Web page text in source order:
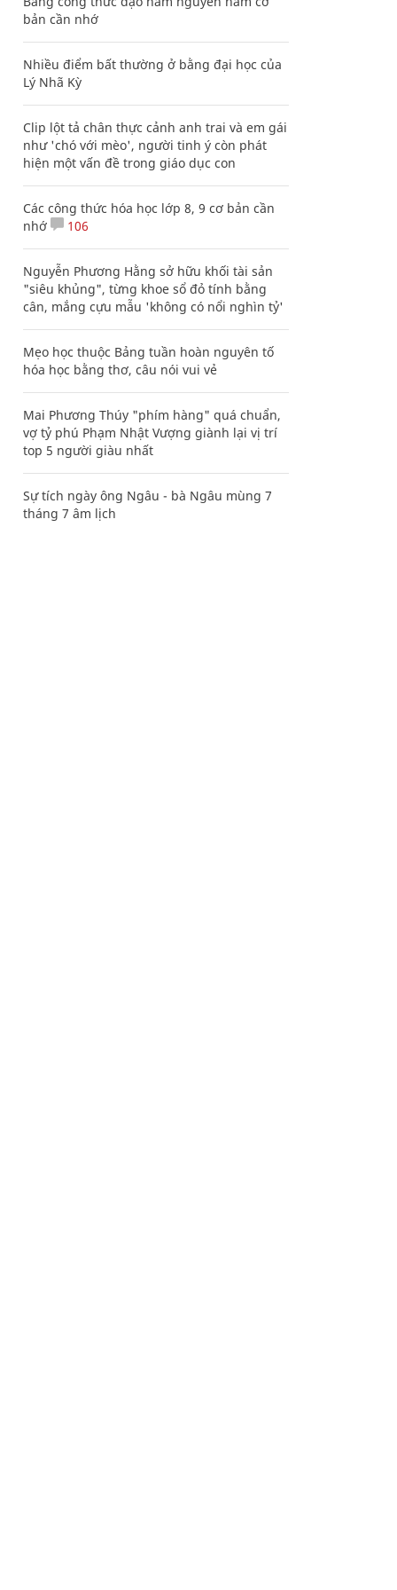
bản cần nhớ
Nhiều điểm bất thường ở bằng đại học của
Lý Nhã Kỳ
Clip lột tả chân thực cảnh anh trai và em gái
như 'chó với mèo', người tinh ý còn phát
hiện một vấn đề trong giáo dục con
Các công thức hóa học lớp 8, 9 cơ bản cần
nhớ
106
Nguyễn Phương Hằng sở hữu khối tài sản
"siêu khủng", từng khoe sổ đỏ tính bằng
cân, mắng cựu mẫu 'không có nổi nghìn tỷ'
Mẹo học thuộc Bảng tuần hoàn nguyên tố
hóa học bằng thơ, câu nói vui vẻ
Mai Phương Thúy "phím hàng" quá chuẩn,
vợ tỷ phú Phạm Nhật Vượng giành lại vị trí
top 5 người giàu nhất
Sự tích ngày ông Ngâu - bà Ngâu mùng 7
tháng 7 âm lịch